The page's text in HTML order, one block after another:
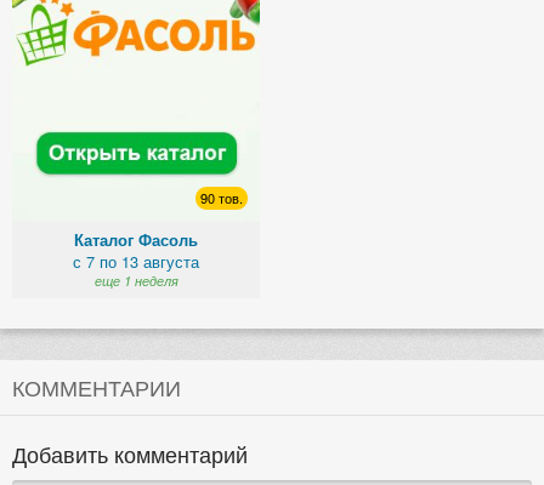
90 тов.
Каталог Фасоль
с 7 по 13 августа
еще 1 неделя
КОММЕНТАРИИ
Добавить комментарий